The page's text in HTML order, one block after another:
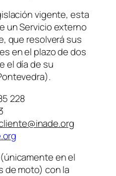
vigente, esta
un Servicio externo
que resolverá sus
en el plazo de dos
el día de su
228
en el
de moto) con la